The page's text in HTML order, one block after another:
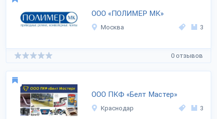
ООО «ПОЛИМЕР МК»
Москва 3
0 отзывов
ООО ПКФ «Белт Мастер»
Краснодар 3